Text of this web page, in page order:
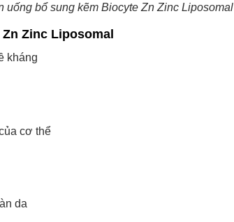
uống bổ sung kẽm Biocyte Zn Zinc Liposomal
Zinc Liposomal
kháng
cơ thể
da